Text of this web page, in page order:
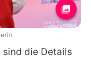
die Details